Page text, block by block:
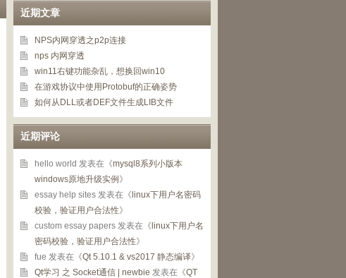
近期文章
NPS内网穿透之p2p连接
nps 内网穿透
win11右键功能杂乱，想换回win10
在游戏协议中使用Protobuf的正确姿势
如何从DLL或者DEF文件生成LIB文件
近期评论
hello world 发表在《mysql8系列小版本
windows原地升级实例 》
essay help sites 发表在《 linux下用户名密码
校验，验证用户合法性》
custom essay papers 发表在《 linux下用户名
密码校验，验证用户合法性》
fue 发表在《Qt 5.10.1 & vs2017 静态编译》
Qt学习 之 Socket通信 | newbie 发表在《QT